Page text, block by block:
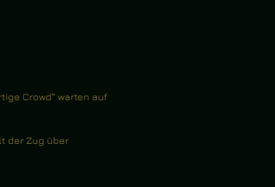
Crowd“ warten auf
der Zug über